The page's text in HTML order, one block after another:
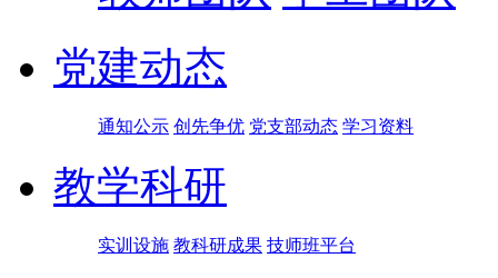
党建动态
通知公示 创先争优 党支部动态 学习资料
教学科研
实训设施 教科研成果 技师班平台